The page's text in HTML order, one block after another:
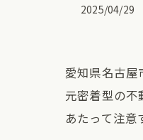
2025/04/29
愛知県名古
元密着型の不
あたって注意